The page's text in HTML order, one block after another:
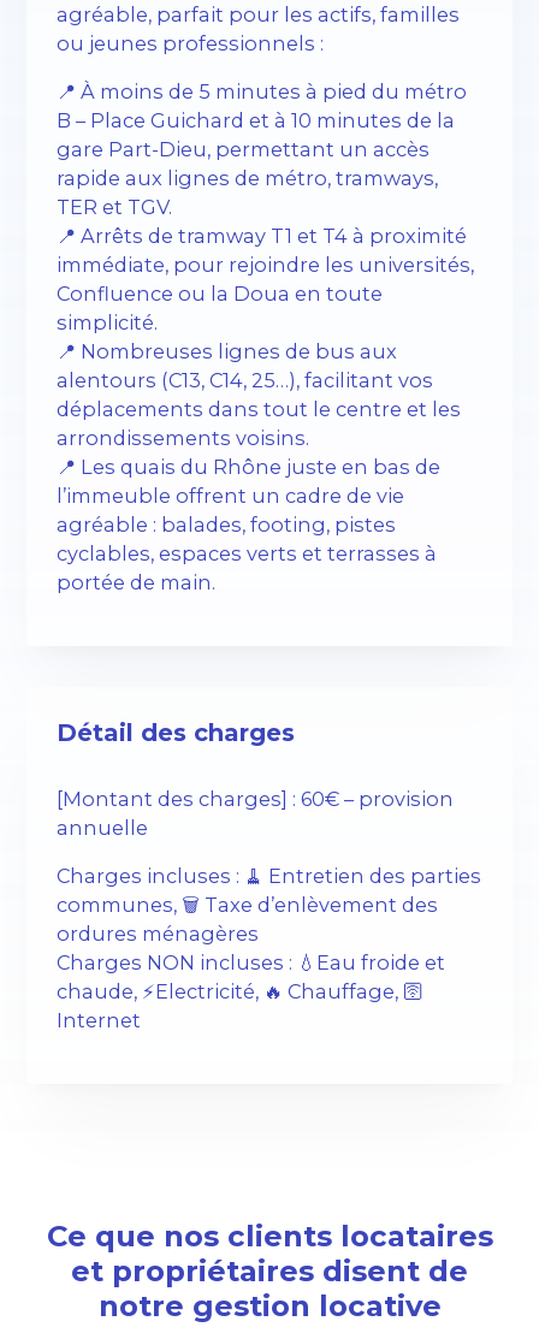
agréable, parfait pour les actifs, familles
ou jeunes professionnels :
📍 À moins de 5 minutes à pied du métro
B – Place Guichard et à 10 minutes de la
gare Part-Dieu, permettant un accès
rapide aux lignes de métro, tramways,
TER et TGV.
📍 Arrêts de tramway T1 et T4 à proximité
immédiate, pour rejoindre les universités,
Confluence ou la Doua en toute
simplicité.
📍 Nombreuses lignes de bus aux
alentours (C13, C14, 25…), facilitant vos
déplacements dans tout le centre et les
arrondissements voisins.
📍 Les quais du Rhône juste en bas de
l’immeuble offrent un cadre de vie
agréable : balades, footing, pistes
cyclables, espaces verts et terrasses à
portée de main.
Détail des charges
[Montant des charges] : 60€ – provision
annuelle
Charges incluses : 🧹 Entretien des parties
communes, 🗑️ Taxe d’enlèvement des
ordures ménagères
Charges NON incluses : 💧Eau froide et
chaude, ⚡️Electricité, 🔥 Chauffage, 🛜
Internet
Ce que nos clients locataires
et propriétaires disent de
notre gestion locative